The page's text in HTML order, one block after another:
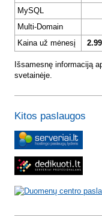
MySQL
Multi-Domain
Kaina už mėnesį
Išsamesnę informaciją
svetainėje.
Kitos paslaugos